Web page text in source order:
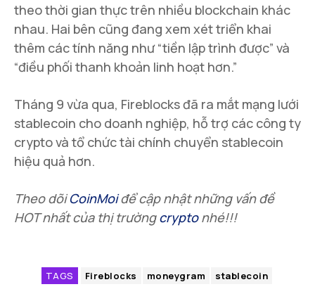
theo thời gian thực trên nhiều blockchain khác
nhau. Hai bên cũng đang xem xét triển khai
thêm các tính năng như “tiền lập trình được” và
“điều phối thanh khoản linh hoạt hơn.”
Tháng 9 vừa qua, Fireblocks đã ra mắt mạng lưới
stablecoin cho doanh nghiệp, hỗ trợ các công ty
crypto và tổ chức tài chính chuyển stablecoin
hiệu quả hơn.
Theo dõiCoinMoiđể cập nhật những vấn đề
HOT nhất của thị trườngcrypto nhé!!!
TAGS Fireblocks moneygram stablecoin